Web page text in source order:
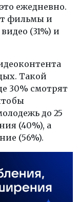
ежедневно.
фильмы и
(31%) и
Такой
30% смотрят
до 25
(40%), а
(56%).